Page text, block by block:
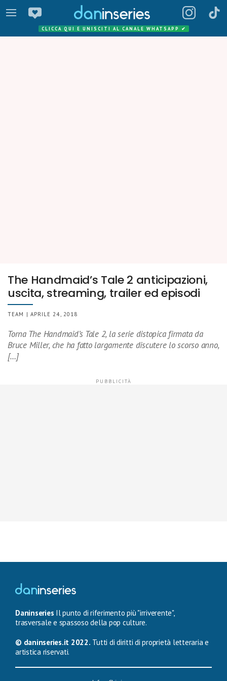
CLICCA QUI E UNISCITI AL CANALE WHATSAPP ✔
The Handmaid’s Tale 2 anticipazioni,
uscita, streaming, trailer ed episodi
TEAM | APRILE 24, 2018
Torna The Handmaid’s Tale 2, la serie distopica firmata da
Bruce Miller, che ha fatto largamente discutere lo scorso anno,
[…]
Daninseries Il punto di riferimento più "irriverente",
trasversale e spassoso della pop culture.
© daninseries.it 2022. Tutti di diritti di proprietà letteraria e
artistica riservati.